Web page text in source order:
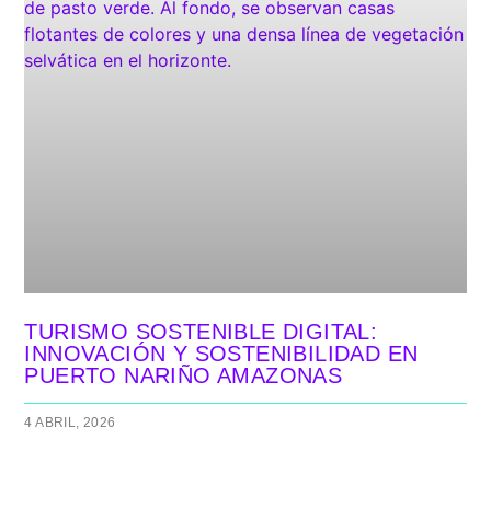
TURISMO SOSTENIBLE DIGITAL:
INNOVACIÓN Y SOSTENIBILIDAD EN
PUERTO NARIÑO AMAZONAS
4 ABRIL, 2026